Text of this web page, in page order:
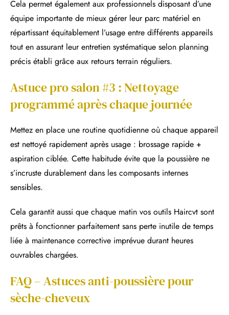
Cela permet également aux professionnels disposant d’une
équipe importante de mieux gérer leur parc matériel en
répartissant équitablement l’usage entre différents appareils
tout en assurant leur entretien systématique selon planning
précis établi grâce aux retours terrain réguliers.
Astuce pro salon #3 : Nettoyage
programmé après chaque journée
Mettez en place une routine quotidienne où chaque appareil
est nettoyé rapidement après usage : brossage rapide +
aspiration ciblée. Cette habitude évite que la poussière ne
s’incruste durablement dans les composants internes
sensibles.
Cela garantit aussi que chaque matin vos outils Haircvt sont
prêts à fonctionner parfaitement sans perte inutile de temps
liée à maintenance corrective imprévue durant heures
ouvrables chargées.
FAQ – Astuces anti-poussière pour
sèche-cheveux